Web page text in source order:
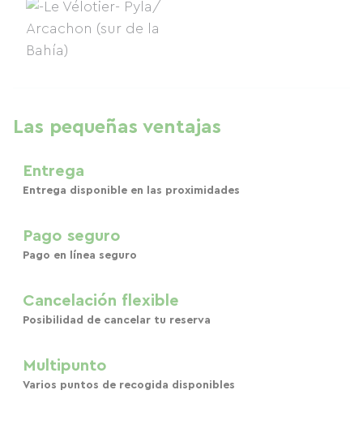
Las pequeñas ventajas
Entrega
Entrega disponible en las proximidades
Pago seguro
Pago en línea seguro
Cancelación flexible
Posibilidad de cancelar tu reserva
Multipunto
Varios puntos de recogida disponibles